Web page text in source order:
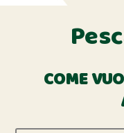
COME